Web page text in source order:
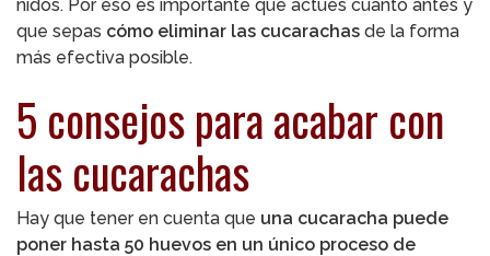
nidos. Por eso es importante que actúes cuanto antes y
que sepas cómo eliminar las cucarachas de la forma
más efectiva posible.
5 consejos para acabar con
las cucarachas
Hay que tener en cuenta que una cucaracha puede
poner hasta 50 huevos en un único proceso de